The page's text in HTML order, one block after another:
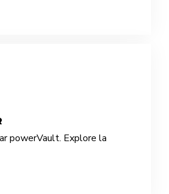
powerVault. Explore la